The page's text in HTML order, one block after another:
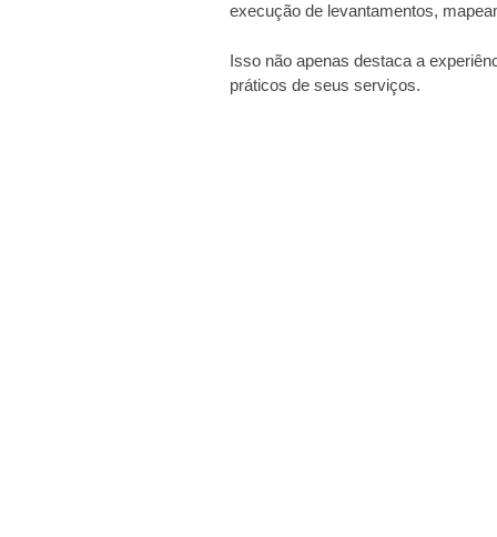
execução de levantamentos,
Isso não apenas destaca a
práticos de seus serviços.